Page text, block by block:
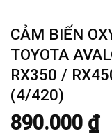
CẢM BIẾN
TOYOTA
RX350 /
(4/420)
890.000 ₫